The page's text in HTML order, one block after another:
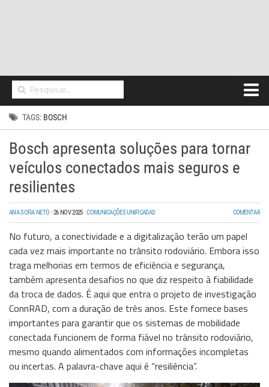
Home
Networking
Segurança
High Tech
Hosting/Cloud
Opinião
Storage
Wireless
Informação
TAGS: BOSCH
Bosch apresenta soluções para tornar
veículos conectados mais seguros e
resilientes
ANA SOFIA NETO ·26 NOV 2025·COMUNICAÇÕES UNIFICADAS COMENTAR
No futuro, a conectividade e a digitalização terão um papel
cada vez mais importante no trânsito rodoviário. Embora isso
traga melhorias em termos de eficiência e segurança,
também apresenta desafios no que diz respeito à fiabilidade
da troca de dados. É aqui que entra o projeto de investigação
ConnRAD, com a duração de três anos. Este fornece bases
importantes para garantir que os sistemas de mobilidade
conectada funcionem de forma fiável no trânsito rodoviário,
mesmo quando alimentados com informações incompletas
ou incertas. A palavra-chave aqui é “resiliência”.